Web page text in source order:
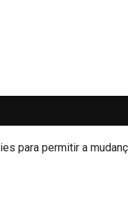
para permitir a